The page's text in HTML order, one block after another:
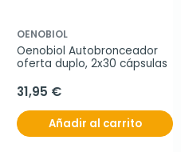
OENOBIOL
Oenobiol Autobronceador
oferta duplo, 2x30 cápsulas
31,95 €
Añadir al carrito